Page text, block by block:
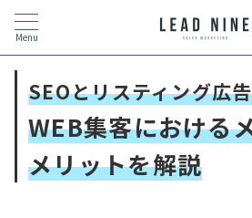
Menu
SEOとリスティング広
WEB集客における
メリットを解説